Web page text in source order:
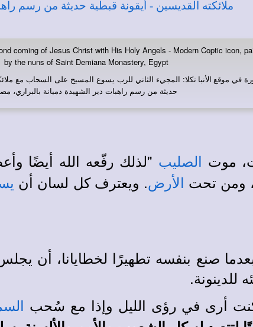
coming of Jesus Christ with His Holy Angels - Modern Coptic icon,
by the nuns of Saint Demiana Monastery, Egypt
في موقع الأنبا تكلا: المجيء الثاني للرب يسوع المسيح على السحاب مع
حديثة من رسم راهبات دير الشهيدة دميانة بالبراري،
موت
الصليب "لذلك رفّعه الله أيضًا
، ومن تحت الأرض. ويعترف كل لسان أن
صنع بنفسه تطهيرًا لخطايانا، أن
للدينونة.
أرى في رؤى الليل وإذا مع سُحب